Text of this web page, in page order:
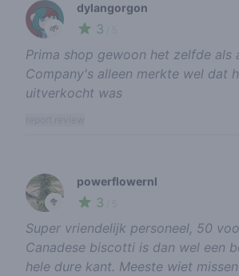
🌱
dylangorgon
3
Prima shop gewoon het zelfde als
Company's alleen merkte wel dat
uitverkocht was
🥦
powerflowernl
3
Super vriendelijk personeel, 50
Canadese biscotti is dan wel een
hele dure kant. Meeste wiet